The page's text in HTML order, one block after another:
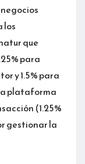
los
que
para
y 1.5% para
plataforma
(1.25%
gestionar la